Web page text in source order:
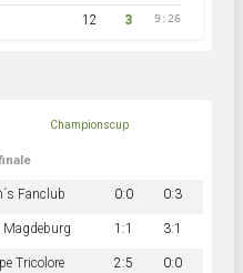
12 3 9:26
Championscup
Fanclub 0:0 0:3
Magdeburg 1:1 3:1
Tricolore 2:5 0:0